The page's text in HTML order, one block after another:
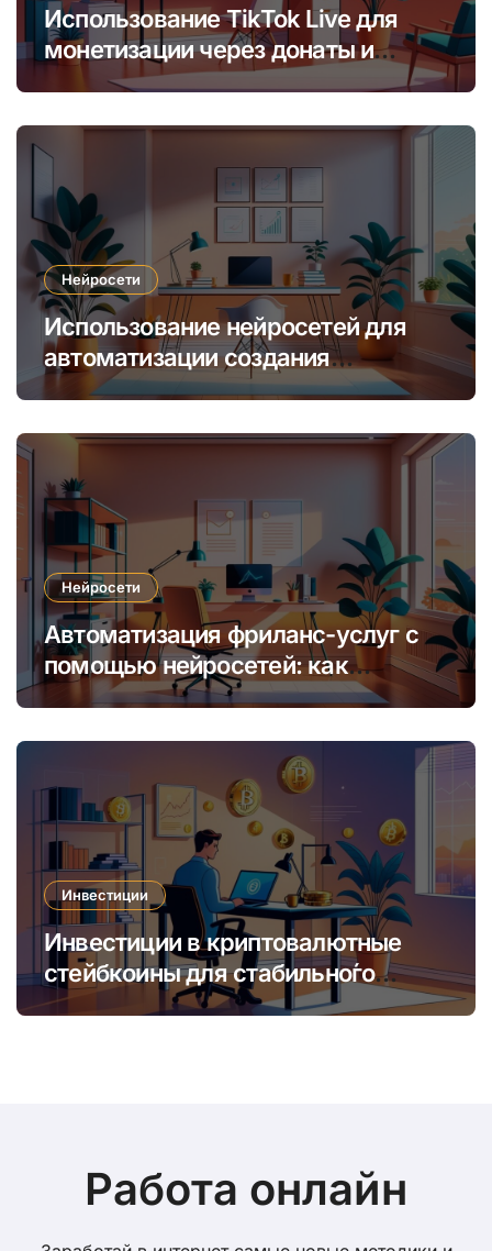
Использование TikTok Live для
монетизации через донаты и
платные подписки
Нейросети
Использование нейросетей для
автоматизации создания
уникальных интернет-курсов и
Нейросети
Автоматизация фриланс-услуг с
помощью нейросетей: как
увеличить доход и сократить
Инвестиции
Инвестиции в криптовалютные
стейбкоины для стабильно́го
онлайн-заработка в условиях
Работа онлайн